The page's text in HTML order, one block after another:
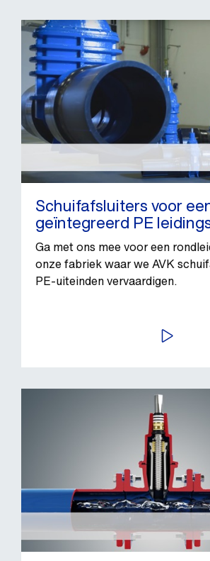
Schuifafsluiters voor
geïntegreerd PE
Ga met ons mee voor een
onze fabriek waar we AVK
PE-uiteinden vervaardigen.
BEKIJK